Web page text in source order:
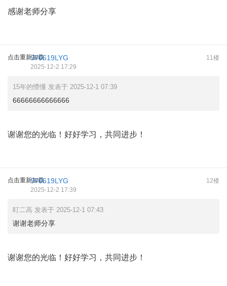
感谢老师分享
点击重新加载 11楼
970619LYG
2025-12-2 17:29
15年的懵懂 发表于 2025-12-1 07:39
66666666666666
谢谢您的光临！好好学习，共同进步！
点击重新加载 12楼
970619LYG
2025-12-2 17:39
盯二高 发表于 2025-12-1 07:43
谢谢老师分享
谢谢您的光临！好好学习，共同进步！